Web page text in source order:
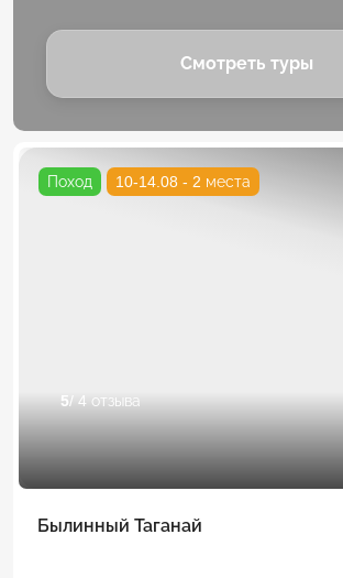
Смотреть туры
Поход 10-14.08 - 2 места
5/ 4 отзыва
Былинный Таганай